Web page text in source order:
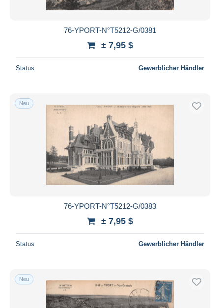
76-YPORT-N°T5212-G/0381
± 7,95 $
Status Gewerblicher Händler
Neu
76-YPORT-N°T5212-G/0383
± 7,95 $
Status Gewerblicher Händler
Neu